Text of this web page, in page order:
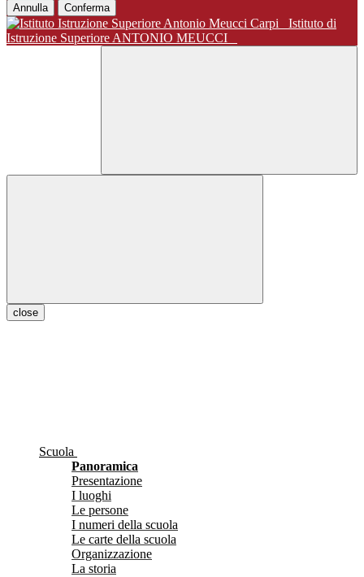
Annulla Conferma
Istituto di
Istruzione Superiore ANTONIO MEUCCI
close
Scuola
Panoramica
Presentazione
I luoghi
Le persone
I numeri della scuola
Le carte della scuola
Organizzazione
La storia